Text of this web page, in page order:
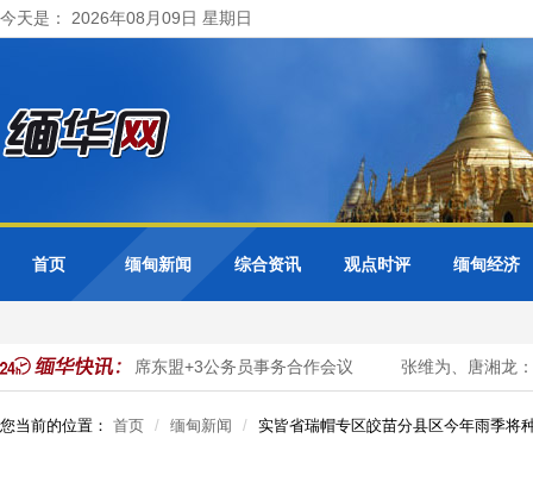
今天是： 2026年08月09日 星期日
首页 缅甸新闻 综合资讯 观点时评 缅甸经济
型 缅甸出席东盟+3公务员事务合作会议 张维为、唐湘龙：
您当前的位置： 首页 缅甸新闻 实皆省瑞帽专区皎苗分县区今年雨季将